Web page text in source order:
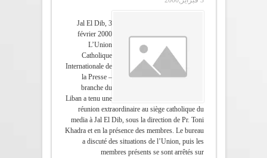
Jal El Dib, 3
février 2000
L’Union
Catholique
Internationale de
la Presse –
branche du
Liban a tenu une
réunion extraordinaire au siège catholique du
media à Jal El Dib, sous la direction de Pr. Toni
Khadra et en la présence des membres. Le bureau
a discuté des situations de l’Union, puis les
membres présents se sont arrêtés sur